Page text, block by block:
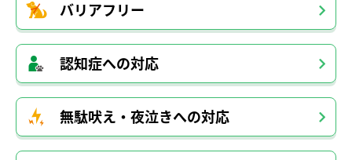
バリアフリー
認知症への対応
無駄吠え・夜泣きへの対応